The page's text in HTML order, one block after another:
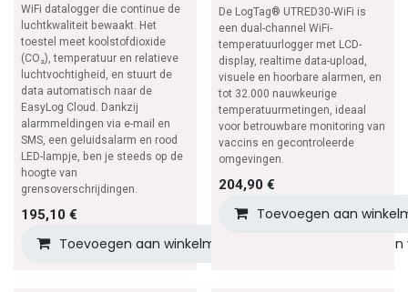
WiFi datalogger die continue de
luchtkwaliteit bewaakt. Het
toestel meet koolstofdioxide
(CO₂), temperatuur en relatieve
luchtvochtigheid, en stuurt de
data automatisch naar de
EasyLog Cloud. Dankzij
alarmmeldingen via e-mail en
SMS, een geluidsalarm en rood
LED-lampje, ben je steeds op de
hoogte van
grensoverschrijdingen.
195,10 €
Toevoegen aan winkelmandje Toevoegen
De LogTag® UTRED30-WiFi is
een dual-channel WiFi-
temperatuurlogger met LCD-
display, realtime data-upload,
visuele en hoorbare alarmen, en
tot 32.000 nauwkeurige
temperatuurmetingen, ideaal
voor betrouwbare monitoring van
vaccins en gecontroleerde
omgevingen.
204,90€
Toevoegen aan